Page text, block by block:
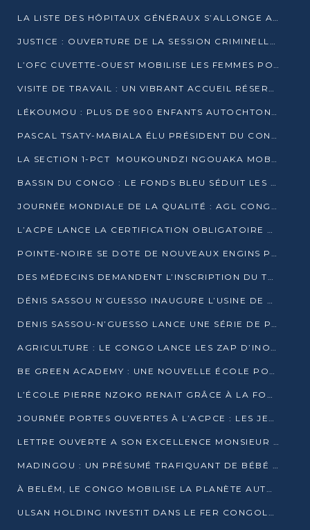
LA LISTE DES HÔPITAUX GÉNÉRAUX S’ALLONGE AU CONGO
JUSTICE : OUVERTURE DE LA SESSION CRIMINELLE À BRAZZAVILLE AVEC 52 DOSSIERS AU RÔLE
L’OFC CUVETTE-OUEST MOBILISE LES FEMMES POUR ACCUEILLIR LE PRÉSIDENT DE LA RÉPUBLIQUE
VISITE DE TRAVAIL : UN VIBRANT ACCUEIL RÉSERVÉ À DENIS SASSOU-N’GUESSO PAR L’ASSOCIATION « LES AMIS DE WOMO »
LÉKOUMOU : PLUS DE 900 ENFANTS AUTOCHTONES REÇOIVENT DES KITS SCOLAIRES GRÂCE À L’ESPACE OPOKO
PASCAL TSATY-MABIALA ÉLU PRÉSIDENT DU CONSEIL NATIONAL DE L’UPADS
LA SECTION 1-PCT MOUKOUNDZI NGOUAKA MOBILISE 100 000 FCFA POUR LE 6ᵉ CONGRÈS DU PARTI
BASSIN DU CONGO : LE FONDS BLEU SÉDUIT LES BAILLEURS À BELÉM
JOURNÉE MONDIALE DE LA QUALITÉ : AGL CONGO FORME ET SENSIBILISE LES JEUNES TALENTS
L’ACPE LANCE LA CERTIFICATION OBLIGATOIRE DES CONTRATS DE TRAVAIL DES TRANSPORTEURS
POINTE-NOIRE SE DOTE DE NOUVEAUX ENGINS POUR L’ASSAINISSEMENT ET L’ENTRETIEN ROUTIER
DES MÉDECINS DEMANDENT L’INSCRIPTION DU TRAITEMENT DU PIED-BOT DANS LES CURSUS UNIVERSITAIRES
DÉNIS SASSOU N’GUESSO INAUGURE L’USINE DE VALORISATION DU GAZ ASSOCIÉ
DENIS SASSOU-N’GUESSO LANCE UNE SÉRIE DE PROJETS DANS LE KOUILOU
AGRICULTURE : LE CONGO LANCE LES ZAP D’INONI ET YONO
BE GREEN ACADEMY : UNE NOUVELLE ÉCOLE POUR LES MÉTIERS DE L’ÉCOLOGIE À POINTE-NOIRE
L’ÉCOLE PIERRE NZOKO RENAIT GRÂCE À LA FONDATION MUCODEC
JOURNÉE PORTES OUVERTES À L’ACPCE : LES JEUNES EN IMMERSION DANS L’ENTREPRISE
LETTRE OUVERTE A SON EXCELLENCE MONSIEUR DENIS SASSOU NGUESSO, PRESIDENT DE LAREPUBLIQUE DU CONGO
MADINGOU : UN PRÉSUMÉ TRAFIQUANT DE BÉBÉ CHIMPANZÉ FIXÉ SUR SON SORT LE 20 NOVEMBRE
À BELÉM, LE CONGO MOBILISE LA PLANÈTE AUTOUR DU FONDS BLEU POUR LE BASSIN DU CONGO
ULSAN HOLDING INVESTIT DANS LE FER CONGOLAIS